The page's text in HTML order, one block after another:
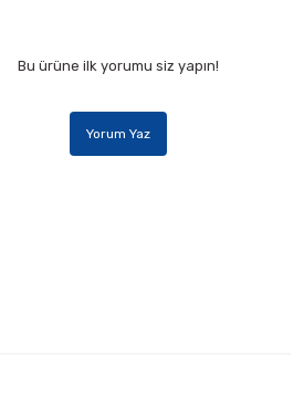
Bu ürüne ilk yorumu siz yapın!
Yorum Yaz